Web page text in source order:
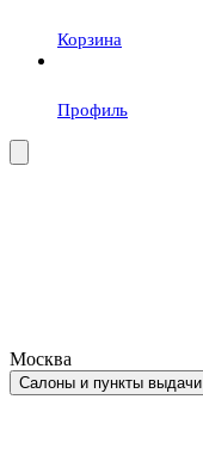
Корзина
Профиль
Москва
Салоны и пункты выдачи